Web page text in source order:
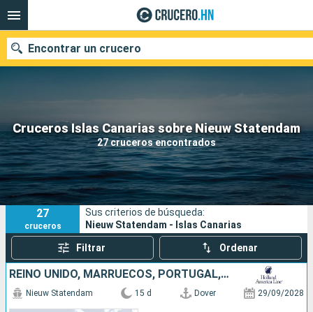
Cruceros Islas Canarias sobre Nieuw Statendam
27 cruceros encontrados
Encontrar un crucero
Nuestros destinos
Fecha de salida
Puertos Compañías
Buscar
27
cruceros
Sus criterios de búsqueda:
Nieuw Statendam - Islas Canarias
Filtrar Ordenar
REINO UNIDO, MARRUECOS, PORTUGAL, PAISES BAJOS
Nieuw Statendam 15 d Dover 29/09/2028